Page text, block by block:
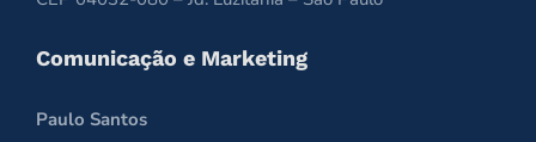
Comunicação e Marketing
Paulo Santos